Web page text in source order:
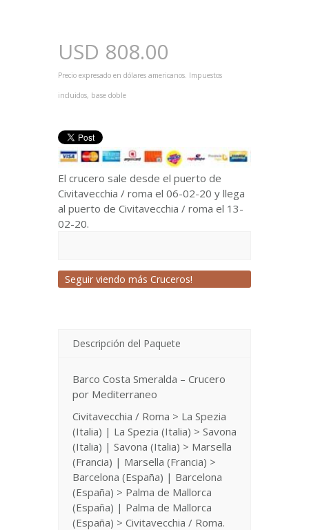
USD 808.00
Precio expresado en dólares americanos. Impuestos
incluidos, base doble
El crucero sale desde el puerto de
Civitavecchia / roma el 06-02-20 y llega
al puerto de Civitavecchia / roma el 13-
02-20.
Seguir viendo más Cruceros!
Descripción del Paquete
Barco Costa Smeralda – Crucero
por Mediterraneo
Civitavecchia / Roma > La Spezia
(Italia) | La Spezia (Italia) > Savona
(Italia) | Savona (Italia) > Marsella
(Francia) | Marsella (Francia) >
Barcelona (España) | Barcelona
(España) > Palma de Mallorca
(España) | Palma de Mallorca
(España) > Civitavecchia / Roma.